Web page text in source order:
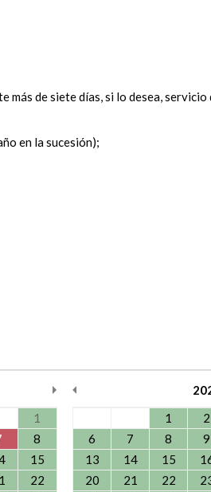
más de siete días, si lo desea, servicio
en la sucesión);
1
8
15
22
1
2
6
7 8 9
13
14 15
20
21 22